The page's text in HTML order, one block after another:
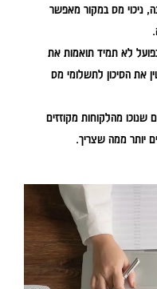
ניכוי מס במקור מאפשר
לא תמיד תואמות את
את הסיכון לתשלומי מס
שנוכו מהלקוחות מקוזזים
יותר ממה שצריך.